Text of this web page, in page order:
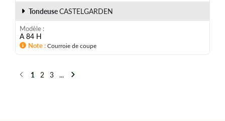
TondeuseCASTELGARDEN
Modèle
A 84 H
Note Courroie de coupe
Précédent
1 2 3 ... Suivant